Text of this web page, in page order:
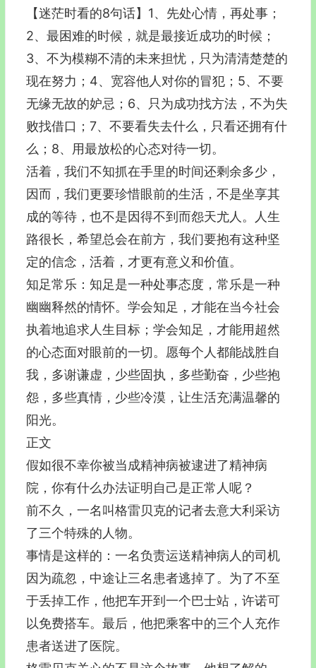
【迷茫时看的8句话】1、先处心情，再处事；
2、最困难的时候，就是最接近成功的时候；
3、不为模糊不清的未来担忧，只为清清楚楚的
现在努力；4、宽容他人对你的冒犯；5、不要
无缘无故的妒忌；6、只为成功找方法，不为失
败找借口；7、不要看失去什么，只看还拥有什
么；8、用最放松的心态对待一切。
活着，我们不知抓在手里的时间还剩余多少，
因而，我们更要珍惜眼前的生活，不是坐享其
成的等待，也不是因得不到而怨天尤人。人生
路很长，希望总会在前方，我们要抱有这种坚
定的信念，活着，才更有意义和价值。
知足常乐：知足是一种处事态度，常乐是一种
幽幽释然的情怀。学会知足，才能在当今社会
执着地追求人生目标；学会知足，才能用超然
的心态面对眼前的一切。愿每个人都能战胜自
我，多谢谦虚，少些固执，多些勤奋，少些抱
怨，多些真情，少些冷漠，让生活充满温馨的
阳光。
正文
假如很不幸你被当成精神病被逮进了精神病
院，你有什么办法证明自己是正常人呢？
前不久，一名叫格雷贝克的记者去意大利采访
了三个特殊的人物。
事情是这样的：一名负责运送精神病人的司机
因为疏忽，中途让三名患者逃掉了。为了不至
于丢掉工作，他把车开到一个巴士站，许诺可
以免费搭车。最后，他把乘客中的三个人充作
患者送进了医院。